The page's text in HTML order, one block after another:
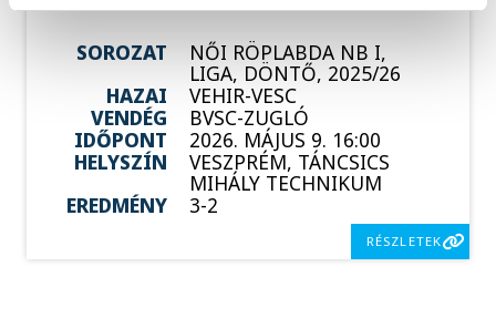
SOROZAT NŐI RÖPLABDA NB I,
LIGA, DÖNTŐ, 2025/26
HAZAI
VEHIR-VESC
VENDÉG
BVSC-ZUGLÓ
IDŐPONT
2026. MÁJUS 9. 16:00
HELYSZÍN
VESZPRÉM, TÁNCSICS
MIHÁLY TECHNIKUM
EREDMÉNY
3-2
RÉSZLETEK